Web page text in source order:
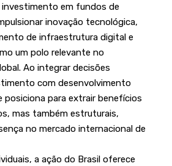
investimento em fundos de
inovação tecnológica,
de infraestrutura digital e
um polo relevante no
Ao integrar decisões
com desenvolvimento
posiciona para extrair benefícios
mas também estruturais,
no mercado internacional de
a ação do Brasil oferece